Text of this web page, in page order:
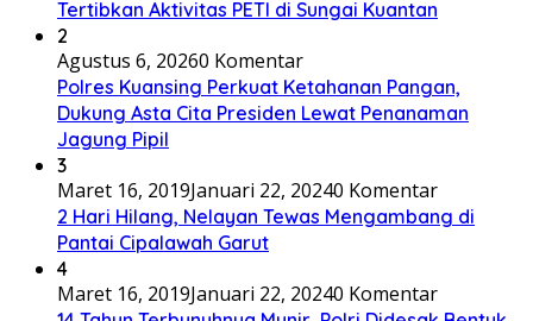
Tertibkan Aktivitas PETI di Sungai Kuantan
2
Agustus 6, 20260 Komentar
Polres Kuansing Perkuat Ketahanan Pangan,
Dukung Asta Cita Presiden Lewat Penanaman
Jagung Pipil
3
Maret 16, 2019Januari 22, 20240 Komentar
2 Hari Hilang, Nelayan Tewas Mengambang di
Pantai Cipalawah Garut
4
Maret 16, 2019Januari 22, 20240 Komentar